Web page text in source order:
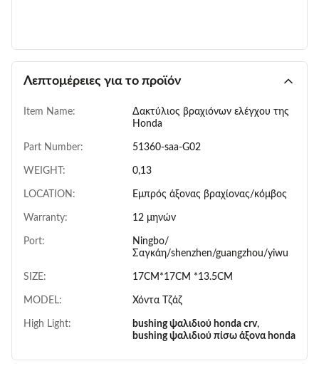
Λεπτομέρειες για το προϊόν
Item Name:
Δακτύλιος βραχιόνων ελέγχου της
Honda
Part Number: 51360-saa-G02
WEIGHT: 0,13
LOCATION: Εμπρός άξονας βραχίονας/κόμβος
Warranty: 12 μηνών
Port:
Ningbo/
Σαγκάη/shenzhen/guangzhou/yiwu
SIZE: 17CM*17CM *13.5CM
MODEL: Χόντα Τζάζ
High Light: bushing ψαλιδιού honda crv,
bushing ψαλιδιού πίσω άξονα honda